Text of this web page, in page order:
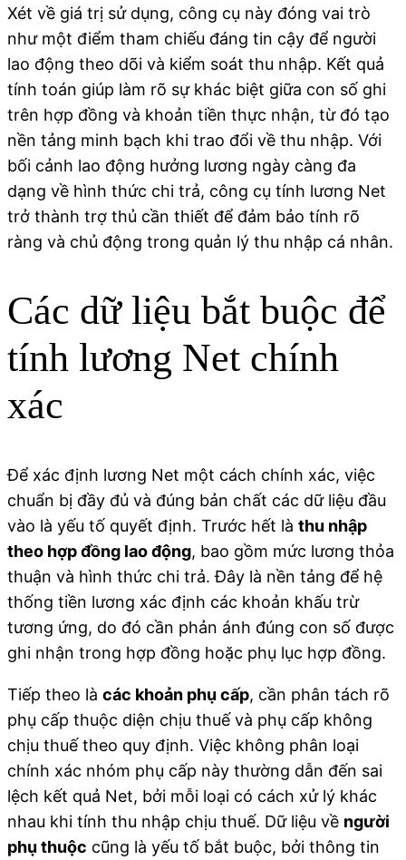
Xét về giá trị sử dụng, công cụ này đóng vai trò
như một điểm tham chiếu đáng tin cậy để người
lao động theo dõi và kiểm soát thu nhập. Kết quả
tính toán giúp làm rõ sự khác biệt giữa con số ghi
trên hợp đồng và khoản tiền thực nhận, từ đó tạo
nền tảng minh bạch khi trao đổi về thu nhập. Với
bối cảnh lao động hưởng lương ngày càng đa
dạng về hình thức chi trả, công cụ tính lương Net
trở thành trợ thủ cần thiết để đảm bảo tính rõ
ràng và chủ động trong quản lý thu nhập cá nhân.
Các dữ liệu bắt buộc để
tính lương Net chính
xác
Để xác định lương Net một cách chính xác, việc
chuẩn bị đầy đủ và đúng bản chất các dữ liệu đầu
vào là yếu tố quyết định. Trước hết là thu nhập
theo hợp đồng lao động, bao gồm mức lương thỏa
thuận và hình thức chi trả. Đây là nền tảng để hệ
thống tiền lương xác định các khoản khấu trừ
tương ứng, do đó cần phản ánh đúng con số được
ghi nhận trong hợp đồng hoặc phụ lục hợp đồng.
Tiếp theo là các khoản phụ cấp, cần phân tách rõ
phụ cấp thuộc diện chịu thuế và phụ cấp không
chịu thuế theo quy định. Việc không phân loại
chính xác nhóm phụ cấp này thường dẫn đến sai
lệch kết quả Net, bởi mỗi loại có cách xử lý khác
nhau khi tính thu nhập chịu thuế. Dữ liệu về người
phụ thuộc cũng là yếu tố bắt buộc, bởi thông tin